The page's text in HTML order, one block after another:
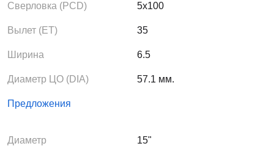
Сверловка (PCD) 5x100
Вылет (ЕТ) 35
Ширина 6.5
Диаметр ЦО (DIA) 57.1 мм.
Предложения
Диаметр 15"